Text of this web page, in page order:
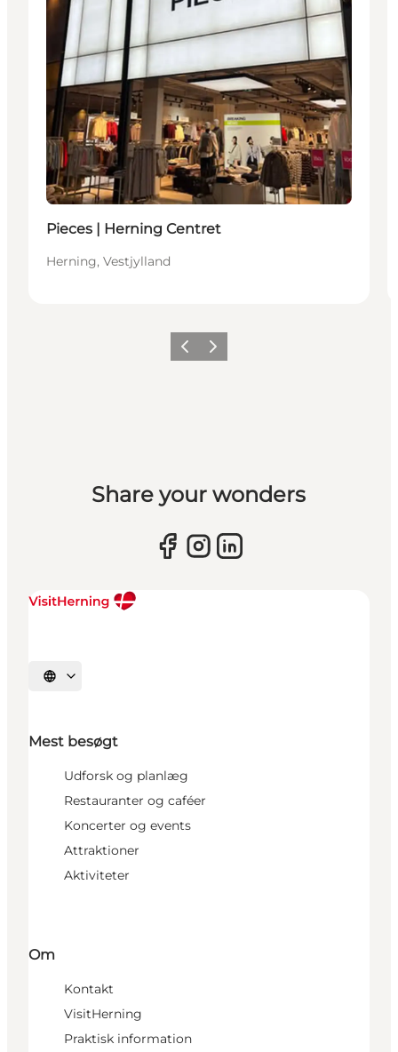
Pieces | Herning Centret
Herning, Vestjylland
Forrige billede
Næste billede
Share your wonders
Vælg sprog
Mest besøgt
Udforsk og planlæg
Restauranter og caféer
Koncerter og events
Attraktioner
Aktiviteter
Om
Kontakt
VisitHerning
Praktisk information